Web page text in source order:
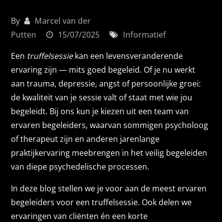
By
Marcel van der
Putten
15/07/2025
Informatief
Een truffelsessiekan een levensveranderende
ervaring zijn — mits goed begeleid. Of je nu werkt
aan trauma, depressie, angst of persoonlijke groei:
de kwaliteit van je sessie valt of staat met wie jou
begeleidt. Bij ons kun je kiezen uit een team van
ervaren begeleiders, waarvan sommigen psycholoog
of therapeut zijn en anderen jarenlange
praktijkervaring meebrengen in het veilig begeleiden
van diepe psychedelische processen.
In deze blog stellen we je voor aan de meest ervaren
begeleiders voor een truffelsessie. Ook delen we
ervaringen van cliënten én een korte